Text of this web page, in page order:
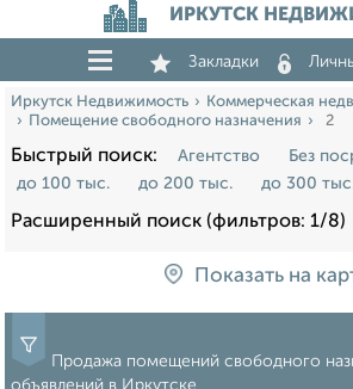
ИРКУТСК
Закладки
Иркутск Недвижимость Коммерческая
Помещение свободного назначения
2
Быстрый поиск: Агентство
Без
до 100 тыс.
до 200 тыс. до 300
Расширенный поиск (фильтров: 1/8)
Показать на
Продажа помещений свободного
объявлений в Иркутске